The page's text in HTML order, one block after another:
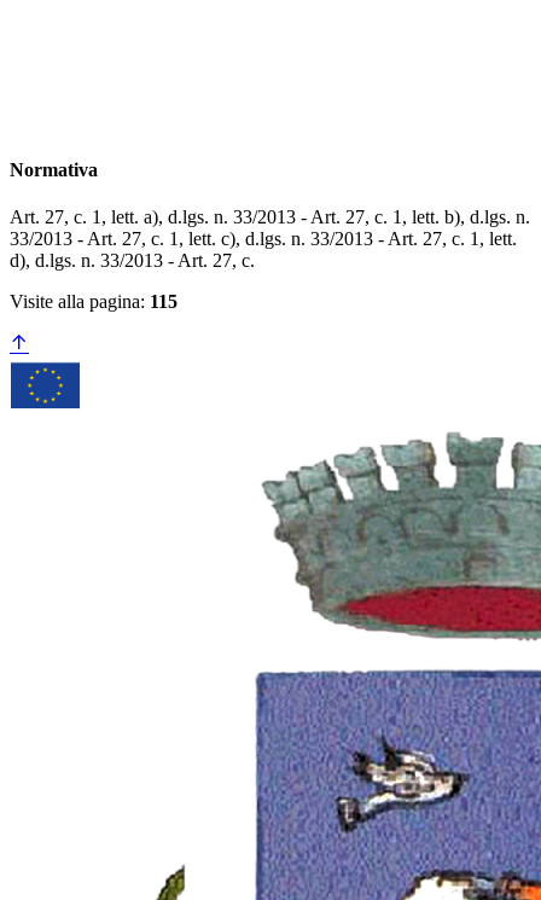
Normativa
Art. 27, c. 1, lett. a), d.lgs. n. 33/2013 - Art. 27, c. 1, lett. b), d.lgs. n.
33/2013 - Art. 27, c. 1, lett. c), d.lgs. n. 33/2013 - Art. 27, c. 1, lett.
d), d.lgs. n. 33/2013 - Art. 27, c.
Visite alla pagina: 115